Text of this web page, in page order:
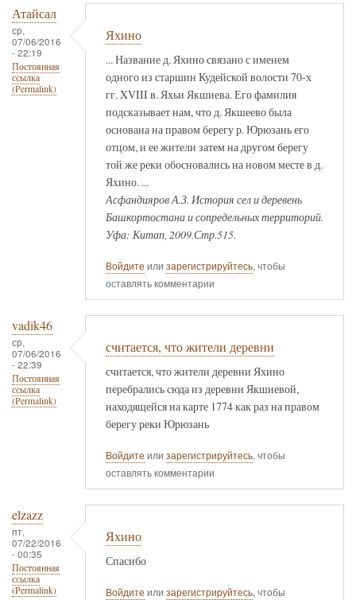
Атайсал
ср,
07/06/2016
- 22:19
Постоянная
ссылка
(Permalink)
Яхино
... Название д. Яхино связано с именем
одного из старшин Кудейской волости 70-х
гг. XVIII в. Яхьи Якшиева. Его фамилия
подсказывает нам, что д. Якшеево была
основана на правом берегу р. Юрюзань его
отцом, и ее жители затем на другом берегу
той же реки обосновались на новом месте в д.
Яхино. ...
Асфандияров А.З. История сел и деревень
Башкортостана и сопредельных территорий.
Уфа: Китап, 2009.Стр.515.
Войдите или зарегистрируйтесь, чтобы
оставлять комментарии
vadik46
ср,
07/06/2016
- 22:39
Постоянная
ссылка
(Permalink)
считается, что жители деревни
считается, что жители деревни Яхино
перебрались сюда из деревни Якшиевой,
находящейся на карте 1774 как раз на правом
берегу реки Юрюзань
Войдите или зарегистрируйтесь, чтобы
оставлять комментарии
elzazz
пт,
07/22/2016
- 00:35
Постоянная
ссылка
(Permalink)
Яхино
Спасибо
Войдите или зарегистрируйтесь, чтобы